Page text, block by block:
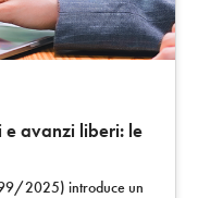
e avanzi liberi: le
2025) introduce un